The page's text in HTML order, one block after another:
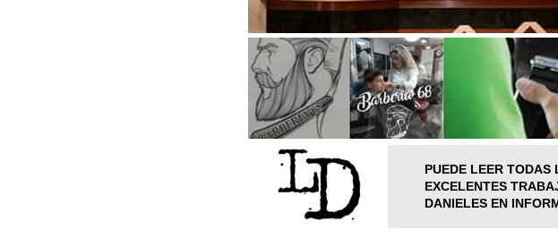
PUEDE LEER TODAS
EXCELENTES
DANIELES EN